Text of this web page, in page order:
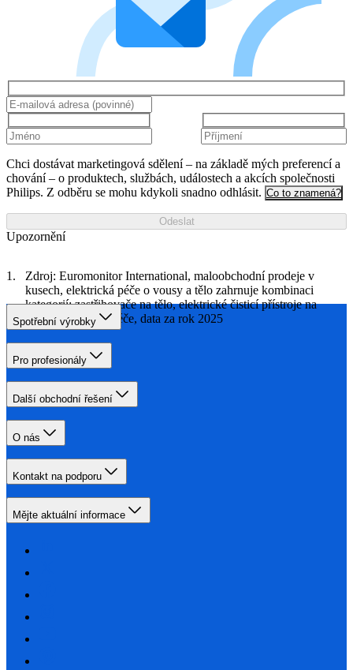
Chci dostávat marketingová sdělení – na základě mých preferencí a
chování – o produktech, službách, událostech a akcích společnosti
Philips. Z odběru se mohu kdykoli snadno odhlásit. Co to znamená?
Odeslat
Upozornění
Zdroj: Euromonitor International, maloobchodní prodeje v
kusech, elektrická péče o vousy a tělo zahrnuje kombinaci
kategorií: zastřihovače na tělo, elektrické čisticí přístroje na
obličej a vlasová péče, data za rok 2025
Spotřební výrobky
Pro profesionály
Další obchodní řešení
O nás
Kontakt na podporu
Mějte aktuální informace